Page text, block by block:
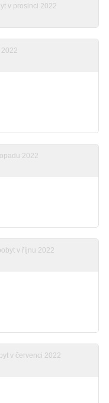
v prosinci 2022
2022
v říjnu 2022
v červenci 2022